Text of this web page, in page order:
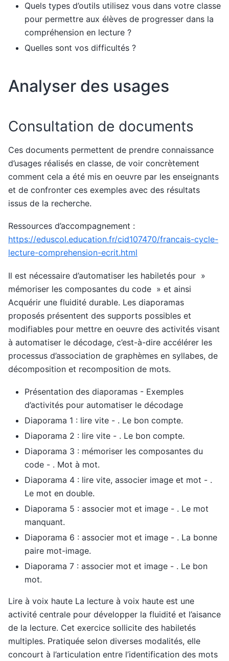
Quels types d’outils utilisez vous dans votre classe
pour permettre aux élèves de progresser dans la
compréhension en lecture ?
Quelles sont vos difficultés ?
Analyser des usages
Consultation de documents
Ces documents permettent de prendre connaissance
d’usages réalisés en classe, de voir concrètement
comment cela a été mis en oeuvre par les enseignants
et de confronter ces exemples avec des résultats
issus de la recherche.
Ressources d’accompagnement :
https://eduscol.education.fr/cid107470/francais-cycle-
lecture-comprehension-ecrit.html
Il est nécessaire d’automatiser les habiletés pour »
mémoriser les composantes du code » et ainsi
Acquérir une fluidité durable. Les diaporamas
proposés présentent des supports possibles et
modifiables pour mettre en oeuvre des activités visant
à automatiser le décodage, c’est-à-dire accélérer les
processus d’association de graphèmes en syllabes, de
décomposition et recomposition de mots.
Présentation des diaporamas - Exemples
d’activités pour automatiser le décodage
Diaporama 1 : lire vite - . Le bon compte.
Diaporama 2 : lire vite - . Le bon compte.
Diaporama 3 : mémoriser les composantes du
code - . Mot à mot.
Diaporama 4 : lire vite, associer image et mot - .
Le mot en double.
Diaporama 5 : associer mot et image - . Le mot
manquant.
Diaporama 6 : associer mot et image - . La bonne
paire mot-image.
Diaporama 7 : associer mot et image - . Le bon
mot.
Lire à voix haute La lecture à voix haute est une
activité centrale pour développer la fluidité et l’aisance
de la lecture. Cet exercice sollicite des habiletés
multiples. Pratiquée selon diverses modalités, elle
concourt à l’articulation entre l’identification des mots